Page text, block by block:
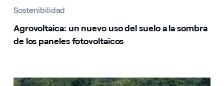
Sostenibilidad
Agrovoltaica: un nuevo uso del suelo a la sombra
de los paneles fotovoltaicos